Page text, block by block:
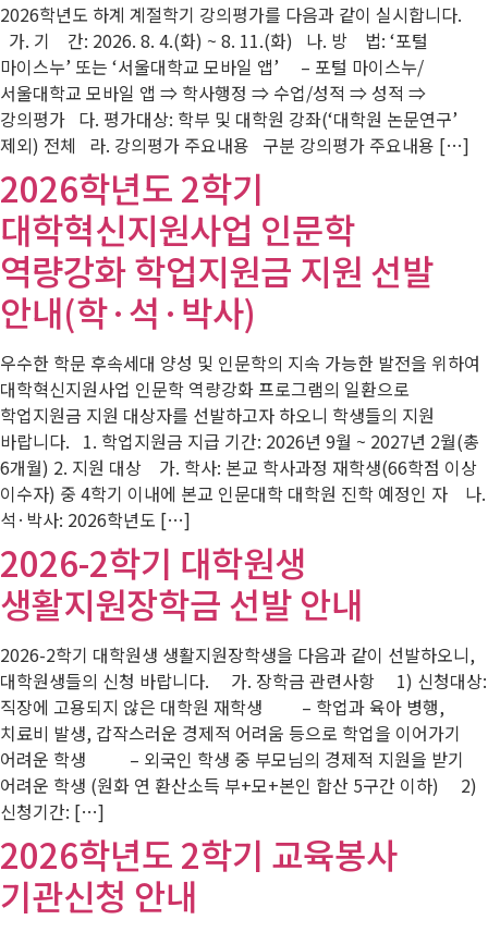
2026학년도 하계 계절학기 강의평가를 다음과 같이 실시합니다.
가. 기 간: 2026. 8. 4.(화) ~ 8. 11.(화) 나. 방 법: ‘포털
마이스누’ 또는 ‘서울대학교 모바일 앱’ – 포털 마이스누/
서울대학교 모바일 앱 ⇒ 학사행정 ⇒ 수업/성적 ⇒ 성적 ⇒
강의평가 다. 평가대상: 학부 및 대학원 강좌(‘대학원 논문연구’
제외) 전체 라. 강의평가 주요내용 구분 강의평가 주요내용 […]
2026학년도 2학기
대학혁신지원사업 인문학
역량강화 학업지원금 지원 선발
안내(학·석·박사)
우수한 학문 후속세대 양성 및 인문학의 지속 가능한 발전을 위하여
대학혁신지원사업 인문학 역량강화 프로그램의 일환으로
학업지원금 지원 대상자를 선발하고자 하오니 학생들의 지원
바랍니다. 1. 학업지원금 지급 기간: 2026년 9월 ~ 2027년 2월(총
6개월) 2. 지원 대상 가. 학사: 본교 학사과정 재학생(66학점 이상
이수자) 중 4학기 이내에 본교 인문대학 대학원 진학 예정인 자 나.
석·박사: 2026학년도 […]
2026-2학기 대학원생
생활지원장학금 선발 안내
2026-2학기 대학원생 생활지원장학생을 다음과 같이 선발하오니,
대학원생들의 신청 바랍니다. 가. 장학금 관련사항 1) 신청대상:
직장에 고용되지 않은 대학원 재학생 – 학업과 육아 병행,
치료비 발생, 갑작스러운 경제적 어려움 등으로 학업을 이어가기
어려운 학생 – 외국인 학생 중 부모님의 경제적 지원을 받기
어려운 학생 (원화 연 환산소득 부+모+본인 합산 5구간 이하) 2)
신청기간: […]
2026학년도 2학기 교육봉사
기관신청 안내